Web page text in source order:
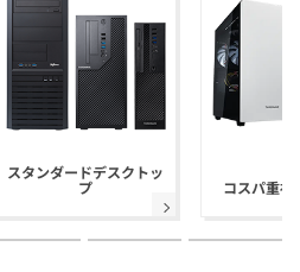
スタンダードデスクトッ
プ コスパ重視